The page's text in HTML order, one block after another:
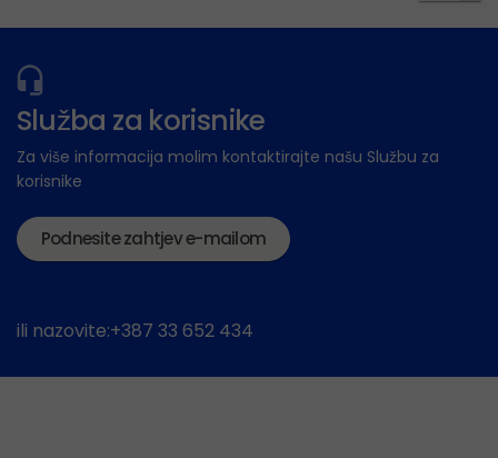
Služba za korisnike
Za više informacija molim kontaktirajte našu Službu za
korisnike
Podnesite zahtjev e-mailom
ili nazovite:+387 33 652 434